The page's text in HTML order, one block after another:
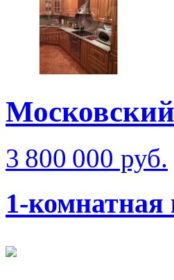
3 800 000 руб.
1-комнатная